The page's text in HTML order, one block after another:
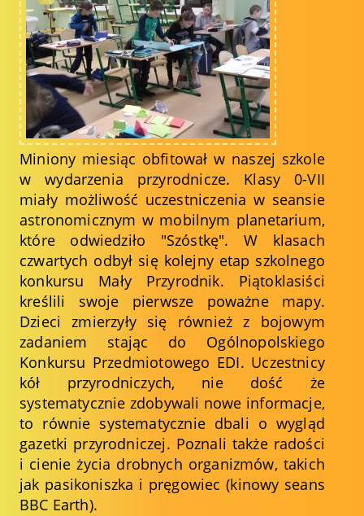
Miniony miesiąc obfitował w naszej szkole
w wydarzenia przyrodnicze. Klasy 0-VII
miały możliwość uczestniczenia w seansie
astronomicznym w mobilnym planetarium,
które odwiedziło "Szóstkę". W klasach
czwartych odbył się kolejny etap szkolnego
konkursu Mały Przyrodnik. Piątoklasiści
kreślili swoje pierwsze poważne mapy.
Dzieci zmierzyły się również z bojowym
zadaniem stając do Ogólnopolskiego
Konkursu Przedmiotowego EDI. Uczestnicy
kół przyrodniczych, nie dość że
systematycznie zdobywali nowe informacje,
to równie systematycznie dbali o wygląd
gazetki przyrodniczej. Poznali także radości
i cienie życia drobnych organizmów, takich
jak pasikoniszka i pręgowiec (kinowy seans
BBC Earth).